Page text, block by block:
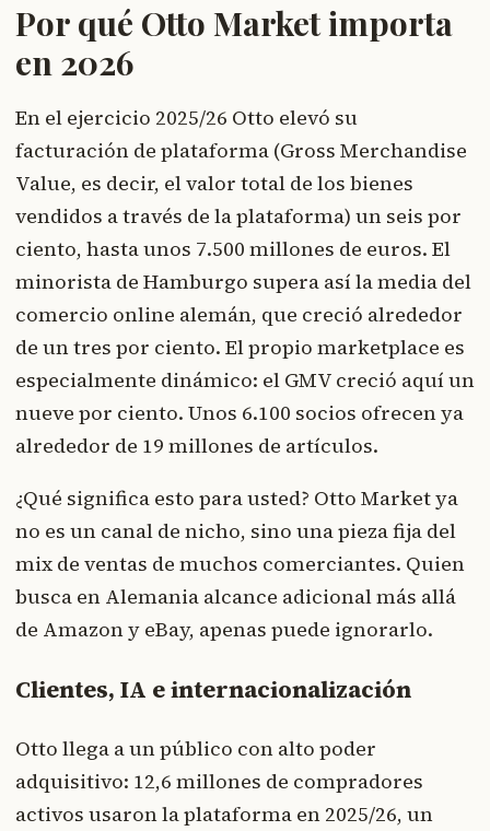
Por qué Otto Market importa
en 2026
En el ejercicio 2025/26 Otto elevó su
facturación de plataforma (Gross Merchandise
Value, es decir, el valor total de los bienes
vendidos a través de la plataforma) un seis por
ciento, hasta unos 7.500 millones de euros. El
minorista de Hamburgo supera así la media del
comercio online alemán, que creció alrededor
de un tres por ciento. El propio marketplace es
especialmente dinámico: el GMV creció aquí un
nueve por ciento. Unos 6.100 socios ofrecen ya
alrededor de 19 millones de artículos.
¿Qué significa esto para usted? Otto Market ya
no es un canal de nicho, sino una pieza fija del
mix de ventas de muchos comerciantes. Quien
busca en Alemania alcance adicional más allá
de Amazon y eBay, apenas puede ignorarlo.
Clientes, IA e internacionalización
Otto llega a un público con alto poder
adquisitivo: 12,6 millones de compradores
activos usaron la plataforma en 2025/26, un